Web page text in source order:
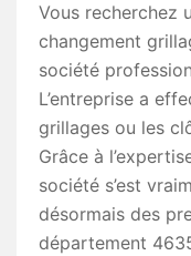
Vous recherchez
changement
société
L’entreprise a
grillages ou les
Grâce à
société s’est
désormais des
département